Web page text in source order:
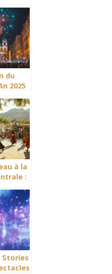
:
du
2025
des
à la
:
de
Stories